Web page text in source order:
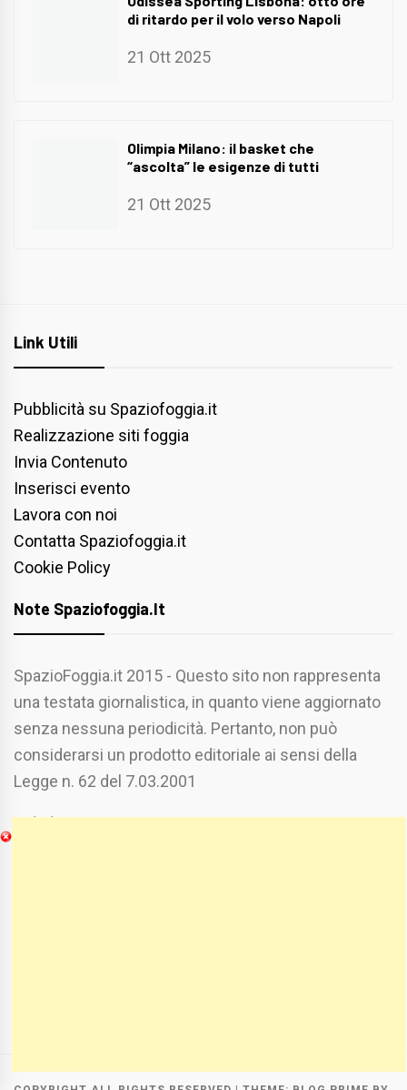
di ritardo per il volo verso Napoli
21 Ott 2025
Olimpia Milano: il basket che
“ascolta” le esigenze di tutti
21 Ott 2025
Link Utili
Pubblicità su Spaziofoggia.it
Realizzazione siti foggia
Invia Contenuto
Inserisci evento
Lavora con noi
Contatta Spaziofoggia.it
Cookie Policy
Note Spaziofoggia.it
SpazioFoggia.it 2015 - Questo sito non rappresenta
una testata giornalistica, in quanto viene aggiornato
senza nessuna periodicità. Pertanto, non può
considerarsi un prodotto editoriale ai sensi della
Legge n. 62 del 7.03.2001
Chi Siamo